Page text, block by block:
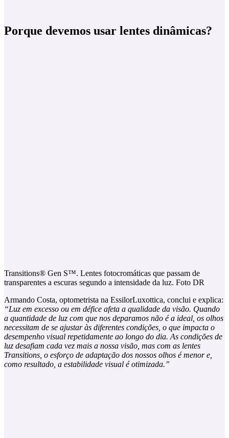
Porque devemos usar lentes dinâmicas?
Transitions® Gen S™. Lentes fotocromáticas que passam de
transparentes a escuras segundo a intensidade da luz. Foto DR
Armando Costa, optometrista na EssilorLuxottica, conclui e explica:
“Luz em excesso ou em défice afeta a qualidade da visão. Quando
a quantidade de luz com que nos deparamos não é a ideal, os olhos
necessitam de se ajustar às diferentes condições, o que impacta o
desempenho visual repetidamente ao longo do dia. As condições de
luz desafiam cada vez mais a nossa visão, mas com as lentes
Transitions, o esforço de adaptação dos nossos olhos é menor e,
como resultado, a estabilidade visual é otimizada.”